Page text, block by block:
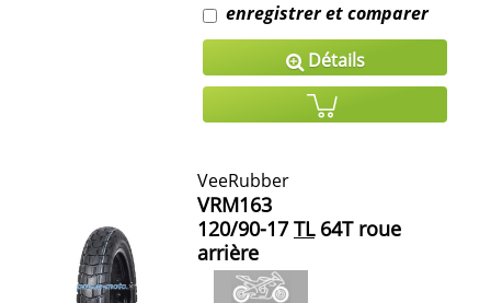
enregistrer et comparer
Détails
VeeRubber
VRM163
120/90-17 TL64T roue
arrière